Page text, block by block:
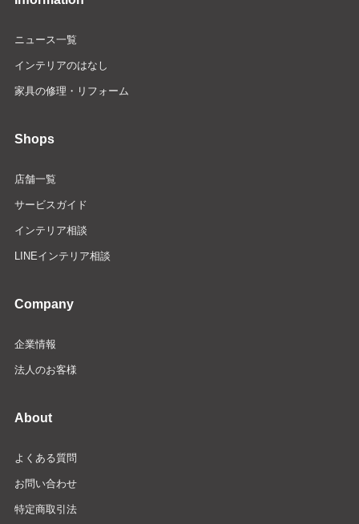
ニュース一覧
インテリアのはなし
家具の修理・リフォーム
Shops
店舗一覧
サービスガイド
インテリア相談
LINEインテリア相談
Company
企業情報
法人のお客様
About
よくある質問
お問い合わせ
特定商取引法